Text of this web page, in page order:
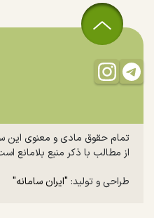
تمام حقوق مادی و معنوی این
از مطالب با ذکر منبع بلامانع
طراحی و تولید: "ایران سامانه"